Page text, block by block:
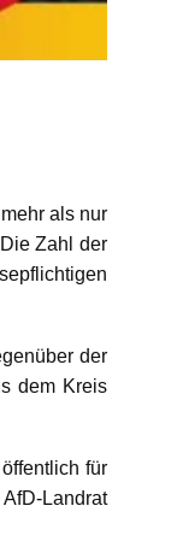
als nur
Zahl der
der
dem Kreis
für
Landrat